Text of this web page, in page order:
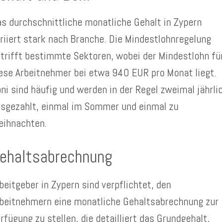
durchschnittliche monatliche Gehalt in Zypern
stark nach Branche. Die Mindestlohnregelung
bestimmte Sektoren, wobei der Mindestlohn
Arbeitnehmer bei etwa 940 EUR pro Monat liegt.
sind häufig und werden in der Regel zweimal
einmal im Sommer und einmal zu
in Zypern sind verpflichtet, den
eine monatliche Gehaltsabrechnung zur
zu stellen, die detailliert das Grundgehalt,